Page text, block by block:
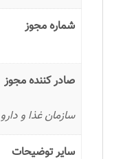
شماره مجوز
صادر کننده مجوز
سازمان غذا و دارو
سایر توضیحات